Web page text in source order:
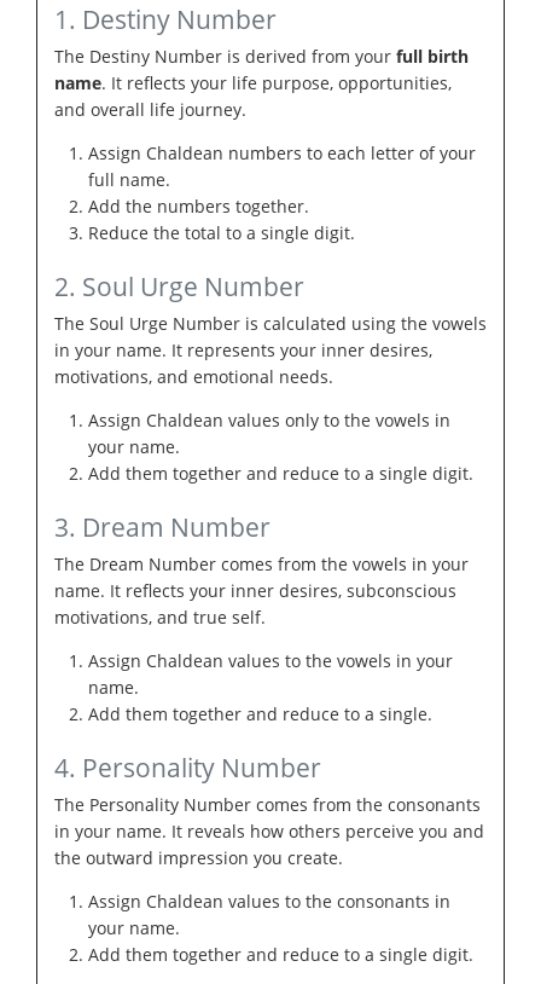
1. Destiny Number
The Destiny Number is derived from your full birth
name. It reflects your life purpose, opportunities,
and overall life journey.
Assign Chaldean numbers to each letter of your
full name.
Add the numbers together.
Reduce the total to a single digit.
2. Soul Urge Number
The Soul Urge Number is calculated using the vowels
in your name. It represents your inner desires,
motivations, and emotional needs.
Assign Chaldean values only to the vowels in
your name.
Add them together and reduce to a single digit.
3. Dream Number
The Dream Number comes from the vowels in your
name. It reflects your inner desires, subconscious
motivations, and true self.
Assign Chaldean values to the vowels in your
name.
Add them together and reduce to a single.
4. Personality Number
The Personality Number comes from the consonants
in your name. It reveals how others perceive you and
the outward impression you create.
Assign Chaldean values to the consonants in
your name.
Add them together and reduce to a single digit.